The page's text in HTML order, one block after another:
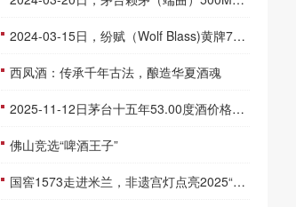
2024-03-15日，纷赋（Wolf Blass)黄牌750ML13.50度酒每瓶的价格是多少呢？
西凤酒：传承千年古法，酿造华夏酒魂
2025-11-12日茅台十五年53.00度酒价格为3,760一瓶，下跌 20元
佛山竞选“啤酒王子”
国窖1573走进米兰，非遗宫灯点亮2025“新生万物”展